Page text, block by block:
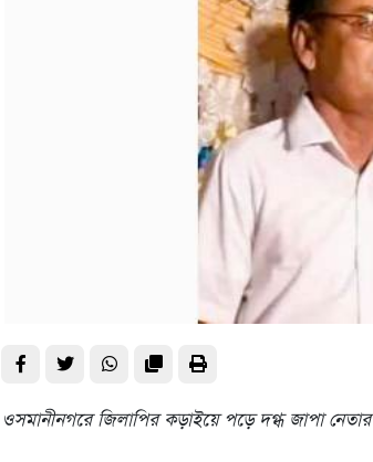
ওসমানীনগরে জিলাপির কড়াইয়ে পড়ে দগ্ধ জাপা